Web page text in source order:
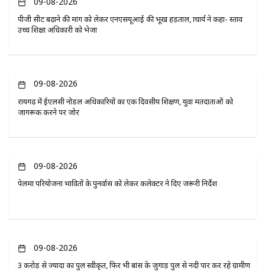
पीजी सीट बढ़ाने की मांग को लेकर एनएसयूआई की भूख हड़ताल, प्राचार्य ने कहा- प्रस्ताव
उच्च शिक्षा अधिकारी को भेजा
09-08-2026
रायगढ़ में ईएलसी नोडल अधिकारियों का एक दिवसीय प्रशिक्षण, युवा मतदाताओं को
जागरूक करने पर जोर
09-08-2026
पेलमा परियोजना प्रभावितों के पुनर्वास को लेकर कलेक्टर ने दिए जरूरी निर्देश
09-08-2026
3 करोड़ से ज्यादा का पुल स्वीकृत, फिर भी बांस के जुगाड़ पुल से नदी पार कर रहे ग्रामीण